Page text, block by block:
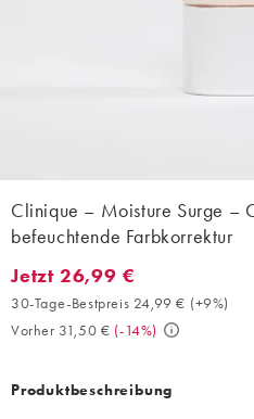
Clinique – Moisture Surge –
befeuchtende Farbkorrektur
Jetzt 26,99 €. 30-Tage-
Jetzt 26,99 €
30-Tage-Bestpreis 24,99 € (+9%)
Vorher 31,50 € (-14%)
Produktbeschreibung